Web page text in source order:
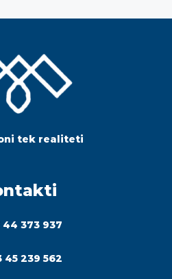
tek realiteti
44 373 937
45 239 562